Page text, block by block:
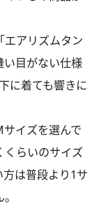
アリズムタン
い目がない仕様
に着ても響きに
イズを選んで
くらいのサイズ
は普段より1サ